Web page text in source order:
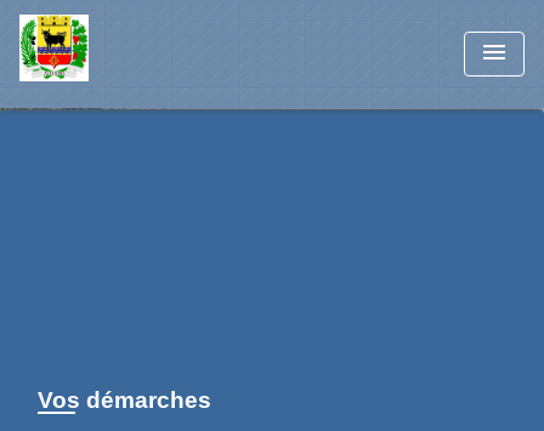
menu
Vos démarches